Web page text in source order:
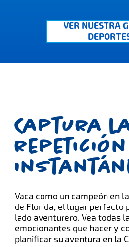
VER NUESTRA
Captura
repetición
Vaca como un campeón en
de Florida, el lugar perfecto
lado aventurero. Vea todas
emocionantes que hacer y
planificar su aventura en la